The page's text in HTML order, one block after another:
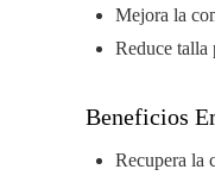
Mejora la
Reduce talla
Beneficios
Recupera la